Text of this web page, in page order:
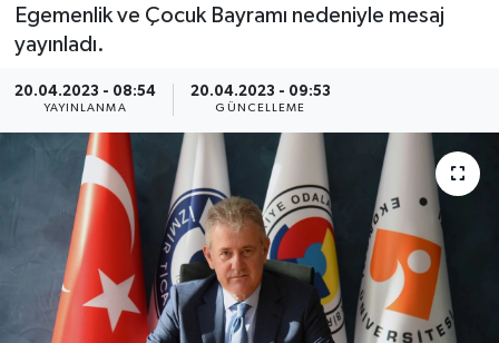
Egemenlik ve Çocuk Bayramı nedeniyle mesaj
yayınladı.
20.04.2023 - 08:54
YAYINLANMA
20.04.2023 - 09:53
GÜNCELLEME
Programlar
SPOR
YAŞAM